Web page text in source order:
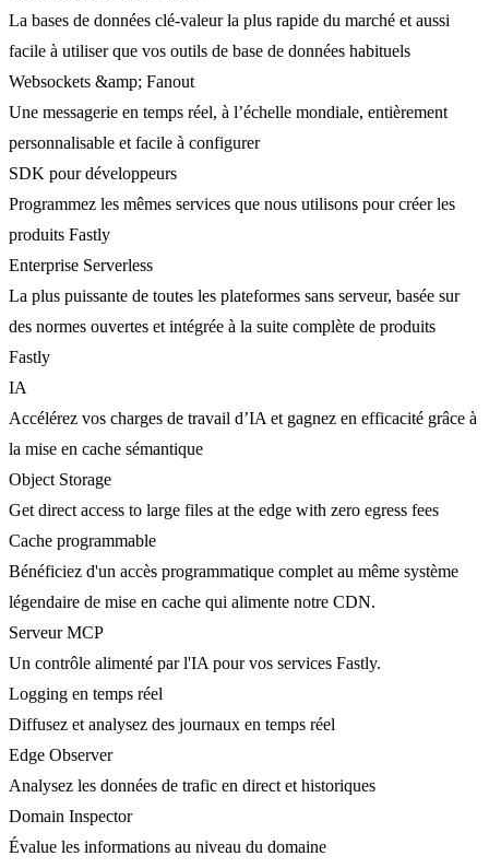
La bases de données clé-valeur la plus rapide du marché et aussi
facile à utiliser que vos outils de base de données habituels
Websockets &amp; Fanout
Une messagerie en temps réel, à l’échelle mondiale, entièrement
personnalisable et facile à configurer
SDK pour développeurs
Programmez les mêmes services que nous utilisons pour créer les
produits Fastly
Enterprise Serverless
La plus puissante de toutes les plateformes sans serveur, basée sur
des normes ouvertes et intégrée à la suite complète de produits
Fastly
IA
Accélérez vos charges de travail d’IA et gagnez en efficacité grâce à
la mise en cache sémantique
Object Storage
Get direct access to large files at the edge with zero egress fees
Cache programmable
Bénéficiez d'un accès programmatique complet au même système
légendaire de mise en cache qui alimente notre CDN.
Serveur MCP
Un contrôle alimenté par l'IA pour vos services Fastly.
Logging en temps réel
Diffusez et analysez des journaux en temps réel
Edge Observer
Analysez les données de trafic en direct et historiques
Domain Inspector
Évalue les informations au niveau du domaine